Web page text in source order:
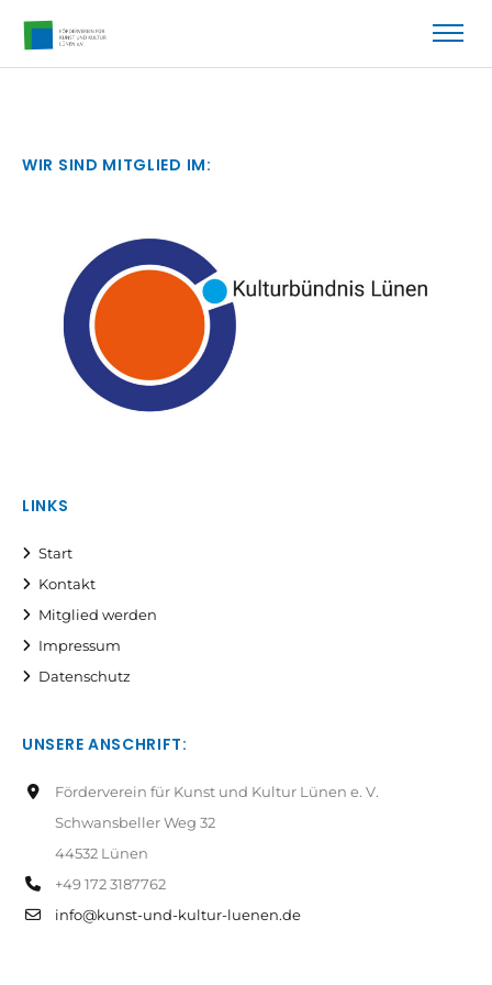
WIR SIND MITGLIED IM:
LINKS
Start
Kontakt
Mitglied werden
Impressum
Datenschutz
UNSERE ANSCHRIFT:
Förderverein für Kunst und Kultur Lünen e. V.
Schwansbeller Weg 32
44532 Lünen
+49 172 3187762
info@kunst-und-kultur-luenen.de